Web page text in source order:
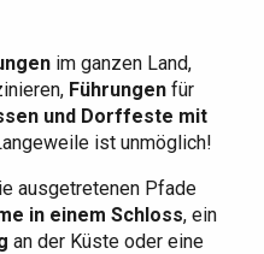
im ganzen Land,
Führungen für
und Dorffeste mit
ist unmöglich!
ausgetretenen Pfade
in einem Schloss, ein
an der Küste oder eine